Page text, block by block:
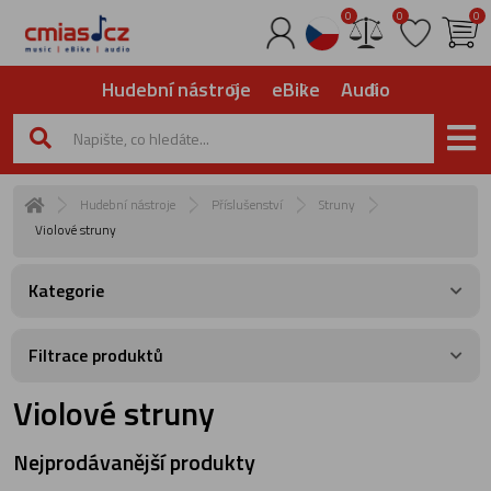
0 0 0
Hudební nástroje eBike Audio
Hudební nástroje Příslušenství
Struny
Violové struny
Kategorie
Filtrace produktů
Violové struny
Nejprodávanější produkty